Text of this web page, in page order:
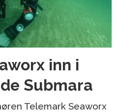
inn i
Submara
Telemark Seaworx